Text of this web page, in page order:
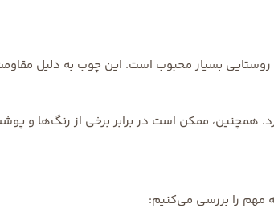
بسیار محبوب است. این چوب به دلیل
همچنین، ممکن است در برابر برخی از رنگ‌ها و
مهم را بررسی می‌کنیم: